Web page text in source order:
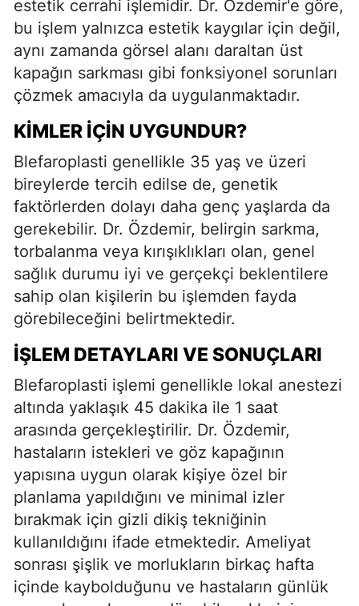
estetik cerrahi işlemidir. Dr. Özdemir'e göre,
bu işlem yalnızca estetik kaygılar için değil,
aynı zamanda görsel alanı daraltan üst
kapağın sarkması gibi fonksiyonel sorunları
çözmek amacıyla da uygulanmaktadır.
KIMLER İÇIN UYGUNDUR?
Blefaroplasti genellikle 35 yaş ve üzeri
bireylerde tercih edilse de, genetik
faktörlerden dolayı daha genç yaşlarda da
gerekebilir. Dr. Özdemir, belirgin sarkma,
torbalanma veya kırışıklıkları olan, genel
sağlık durumu iyi ve gerçekçi beklentilere
sahip olan kişilerin bu işlemden fayda
görebileceğini belirtmektedir.
İŞLEM DETAYLARI VE SONUÇLARI
Blefaroplasti işlemi genellikle lokal anestezi
altında yaklaşık 45 dakika ile 1 saat
arasında gerçekleştirilir. Dr. Özdemir,
hastaların istekleri ve göz kapağının
yapısına uygun olarak kişiye özel bir
planlama yapıldığını ve minimal izler
bırakmak için gizli dikiş tekniğinin
kullanıldığını ifade etmektedir. Ameliyat
sonrası şişlik ve morlukların birkaç hafta
içinde kaybolduğunu ve hastaların günlük